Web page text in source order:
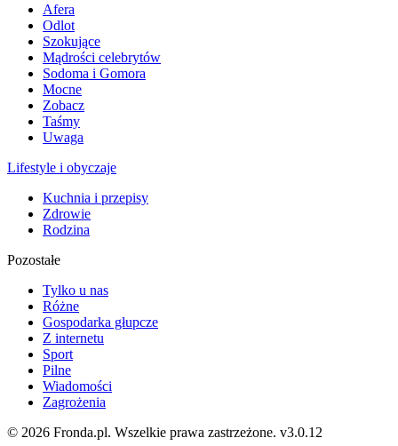
Afera
Odlot
Szokujące
Mądrości celebrytów
Sodoma i Gomora
Mocne
Zobacz
Taśmy
Uwaga
Lifestyle i obyczaje
Kuchnia i przepisy
Zdrowie
Rodzina
Pozostałe
Tylko u nas
Różne
Gospodarka głupcze
Z internetu
Sport
Pilne
Wiadomości
Zagrożenia
© 2026 Fronda.pl. Wszelkie prawa zastrzeżone. v3.0.12